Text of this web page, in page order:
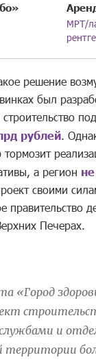
МРТ/
решение
был
рублей.
тормозит
а регион
своими
правительство
Печерах.
«Город
и
территории